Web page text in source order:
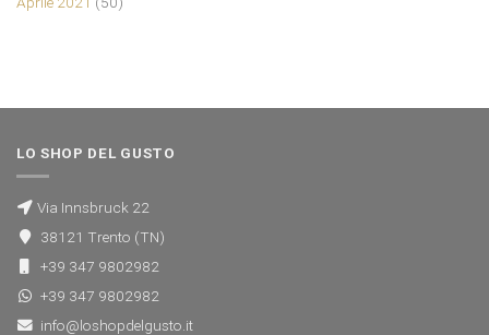
LO SHOP DEL GUSTO
Via Innsbruck 22
38121 Trento (TN)
+39 347 9802982
+39 347 9802982
info@loshopdelgusto.it